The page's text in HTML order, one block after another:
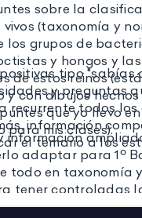
sobre la
vivos (taxonomía y
los grupos de
y hongos y
de estos reinos
y con dibujos hechos
que yo llevo
para mis clases).
tipo "sabías
y preguntas
recurrente todos los
información
el temario a los
información
adaptar para 1º
todo en taxonomía
tener controladas
estudiantes